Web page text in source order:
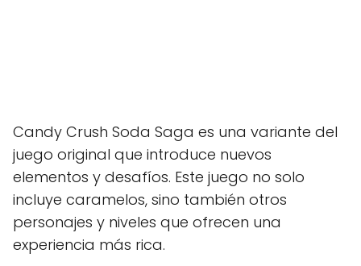
Candy Crush Soda Saga es una variante del
juego original que introduce nuevos
elementos y desafíos. Este juego no solo
incluye caramelos, sino también otros
personajes y niveles que ofrecen una
experiencia más rica.